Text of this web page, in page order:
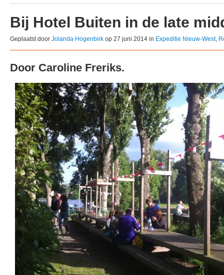
Bij Hotel Buiten in de late
Geplaatst door Jolanda Hogenbirk op 27 juni 2014 in Expeditie Nieuw-West,
Door Caroline Freriks.